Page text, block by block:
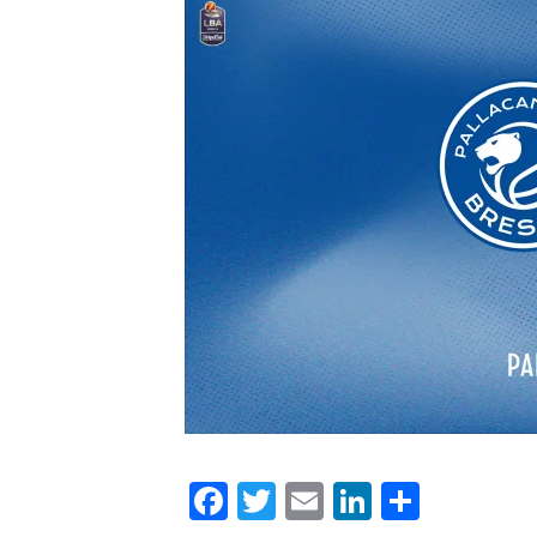
Facebook
Twitter
EmailLinkedIn